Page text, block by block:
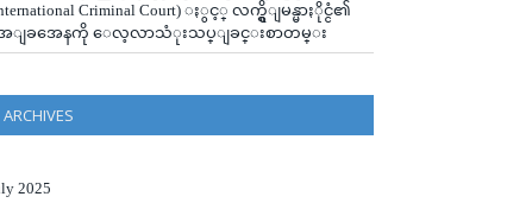
Criminal Court) ႏွင့္ လက္ရွိျမန္မာႏိုင္ငံ၏
ျခအေနကို ေလ့လာသံုးသပ္ျခင္းစာတမ္း
ARCHIVES
2025